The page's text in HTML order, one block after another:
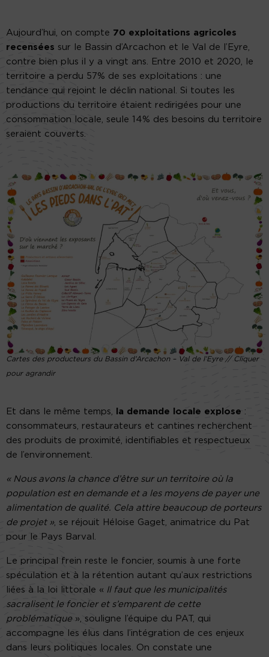
Aujourd’hui, on compte 70 exploitations agricoles
recensées sur le Bassin d’Arcachon et le Val de l’Eyre,
contre bien plus il y a vingt ans. Entre 2010 et 2020, le
territoire a perdu 57% de ses exploitations : une
tendance qui rejoint le déclin national. Si toutes les
productions du territoire étaient redirigées pour une
consommation locale, seule 14% des besoins du territoire
seraient couverts.
Cartes des producteurs du Bassin d’Arcachon – Val de l’Eyre // Cliquer
pour agrandir
Et dans le même temps, la demande locale explose :
consommateurs, restaurateurs et cantines recherchent
des produits de proximité, identifiables et respectueux
de l’environnement.
« Nous avons la chance d’être sur un territoire où la
population est en demande et a les moyens de payer une
alimentation de qualité. Cela attire beaucoup de porteurs
de projet », se réjouit Héloise Gaget, animatrice du Pat
pour le Pays Barval.
Le principal frein reste le foncier, soumis à une forte
spéculation et à la rétention autant qu’aux restrictions
liées à la loi littorale « Il faut que les municipalités
sacralisent le foncier et s’emparent de cette
problématique », souligne l’équipe du PAT, qui
accompagne les élus dans l’intégration de ces enjeux
dans leurs politiques locales. On constate une